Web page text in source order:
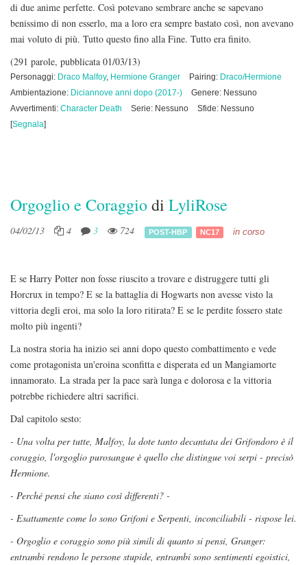
di due anime perfette. Così potevano sembrare anche se sapevano
benissimo di non esserlo, ma a loro era sempre bastato così, non avevano
mai voluto di più. Tutto questo fino alla Fine. Tutto era finito.
(291 parole, pubblicata 01/03/13)
Personaggi: Draco Malfoy, Hermione Granger Pairing: Draco/Hermione
Ambientazione: Diciannove anni dopo (2017-)
Genere: Nessuno
Avvertimenti: Character Death Serie: Nessuno
Sfide: Nessuno
[Segnala]
Orgoglio e Coraggiodi LyliRose
04/02/13 4 3 724 POST-HBP NC17 in corso
E se Harry Potter non fosse riuscito a trovare e distruggere tutti gli
Horcrux in tempo? E se la battaglia di Hogwarts non avesse visto la
vittoria degli eroi, ma solo la loro ritirata? E se le perdite fossero state
molto più ingenti?
La nostra storia ha inizio sei anni dopo questo combattimento e vede
come protagonista un'eroina sconfitta e disperata ed un Mangiamorte
innamorato. La strada per la pace sarà lunga e dolorosa e la vittoria
potrebbe richiedere altri sacrifici.
Dal capitolo sesto:
- Una volta per tutte, Malfoy, la dote tanto decantata dei Grifondoro è il
coraggio, l'orgoglio purosangue è quello che distingue voi serpi - precisò
Hermione.
- Perché pensi che siano così differenti? -
- Esattamente come lo sono Grifoni e Serpenti, inconciliabili - rispose lei.
- Orgoglio e coraggio sono più simili di quanto si pensi, Granger:
entrambi rendono le persone stupide, entrambi sono sentimenti egoistici,